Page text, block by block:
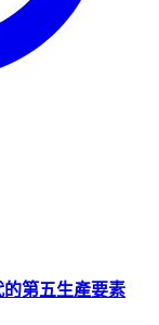
第五生產要素